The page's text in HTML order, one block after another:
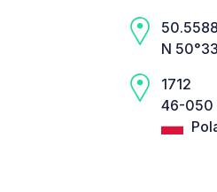
N
1712
46-050